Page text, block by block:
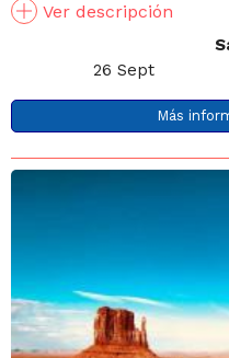
Ver descripción
26 Sept
Más